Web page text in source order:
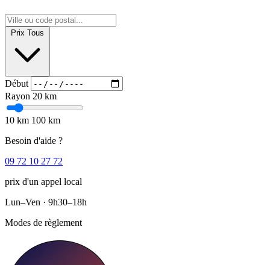
Prix Tous
Début
Rayon 20 km
10 km 100 km
Besoin d'aide ?
09 72 10 27 72
prix d'un appel local
Lun–Ven · 9h30–18h
Modes de règlement